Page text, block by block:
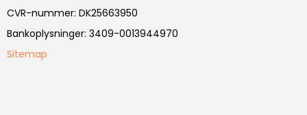
CVR-nummer: DK25663950
Bankoplysninger: 3409-0013944970
Sitemap